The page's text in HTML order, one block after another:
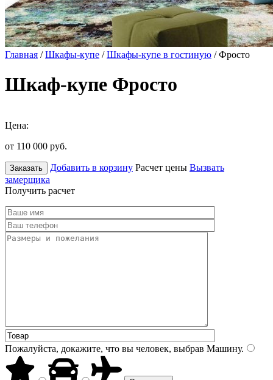
Главная /Шкафы-купе /Шкафы-купе в гостиную / Фросто
Шкаф-купе Фросто
Цена:
от 110 000 руб.
Заказать Добавить в корзину Расчет цены Вызвать
замерщика
Получить расчет
Пожалуйста, докажите, что вы человек, выбрав Машину.